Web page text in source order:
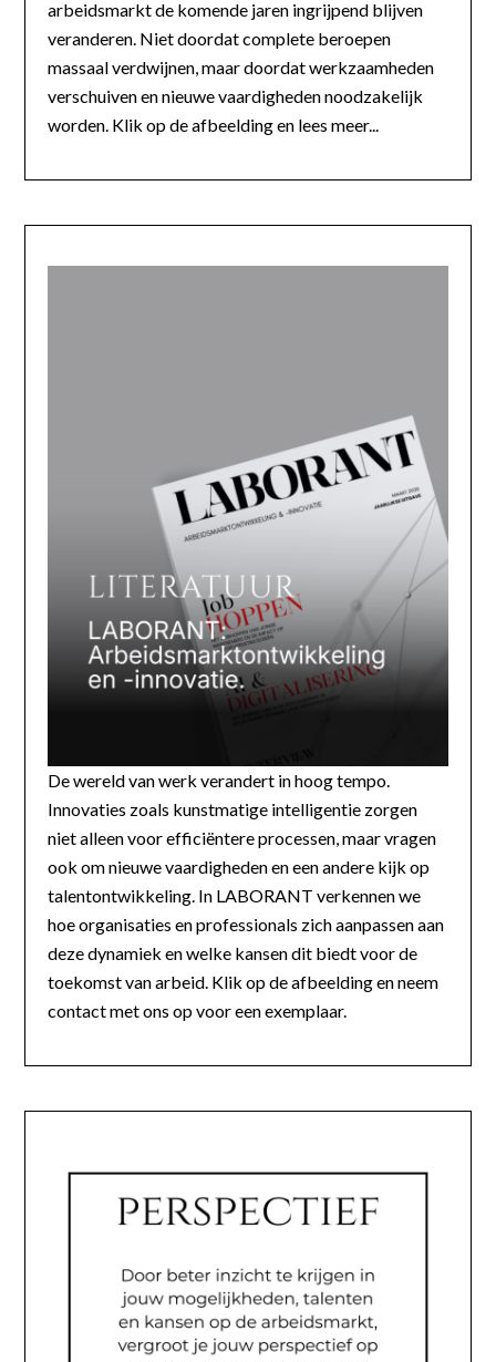
arbeidsmarkt de komende jaren ingrijpend blijven
veranderen. Niet doordat complete beroepen
massaal verdwijnen, maar doordat werkzaamheden
verschuiven en nieuwe vaardigheden noodzakelijk
worden. Klik op de afbeelding en lees meer...
De wereld van werk verandert in hoog tempo.
Innovaties zoals kunstmatige intelligentie zorgen
niet alleen voor efficiëntere processen, maar vragen
ook om nieuwe vaardigheden en een andere kijk op
talentontwikkeling. In LABORANT verkennen we
hoe organisaties en professionals zich aanpassen aan
deze dynamiek en welke kansen dit biedt voor de
toekomst van arbeid. Klik op de afbeelding en neem
contact met ons op voor een exemplaar.